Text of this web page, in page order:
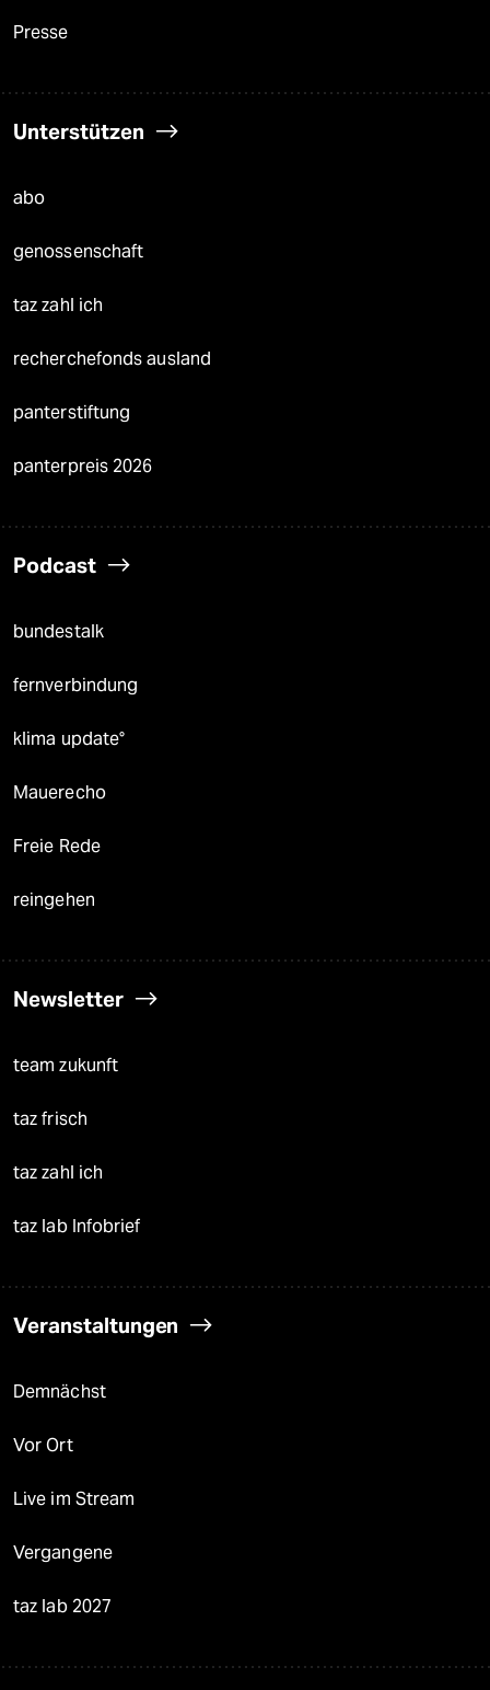
Presse
Unterstützen
abo
genossenschaft
taz zahl ich
recherchefonds ausland
panterstiftung
panterpreis 2026
Podcast
bundestalk
fernverbindung
klima update°
Mauerecho
Freie Rede
reingehen
Newsletter
team zukunft
taz frisch
taz zahl ich
taz lab Infobrief
Veranstaltungen
Demnächst
Vor Ort
Live im Stream
Vergangene
taz lab 2027